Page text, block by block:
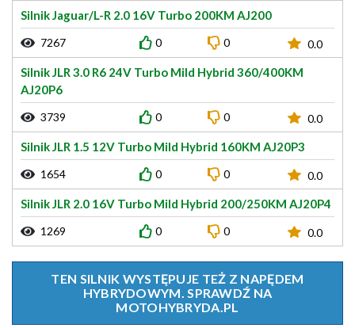
Silnik Jaguar/L-R 2.0 16V Turbo 200KM AJ200
7267 0 0 0.0
Silnik JLR 3.0 R6 24V Turbo Mild Hybrid 360/400KM
AJ20P6
3739 0 0 0.0
Silnik JLR 1.5 12V Turbo Mild Hybrid 160KM AJ20P3
1654 0 0 0.0
Silnik JLR 2.0 16V Turbo Mild Hybrid 200/250KM AJ20P4
1269 0 0 0.0
TEN SILNIK WYSTĘPUJE TEŻ Z NAPĘDEM
HYBRYDOWYM. SPRAWDŹ NA
MOTOHYBRYDA.PL